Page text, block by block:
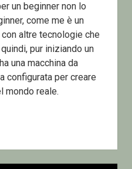
un beginner non lo
come me è un
altre tecnologie che
pur iniziando un
una macchina da
configurata per creare
mondo reale.